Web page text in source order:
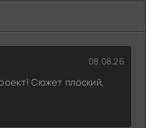
08.08.26
Сюжет плоский,